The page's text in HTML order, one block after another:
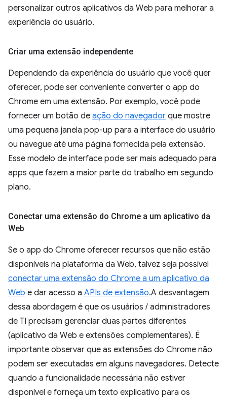
personalizar outros aplicativos da Web para melhorar a
experiência do usuário.
Criar uma extensão independente
Dependendo da experiência do usuário que você quer
oferecer, pode ser conveniente converter o app do
Chrome em uma extensão. Por exemplo, você pode
fornecer um botão de ação do navegador que mostre
uma pequena janela pop-up para a interface do usuário
ou navegue até uma página fornecida pela extensão.
Esse modelo de interface pode ser mais adequado para
apps que fazem a maior parte do trabalho em segundo
plano.
Conectar uma extensão do Chrome a um aplicativo da
Web
Se o app do Chrome oferecer recursos que não estão
disponíveis na plataforma da Web, talvez seja possível
conectar uma extensão do Chrome a um aplicativo da
Web e dar acesso a APIs de extensão.A desvantagem
dessa abordagem é que os usuários / administradores
de TI precisam gerenciar duas partes diferentes
(aplicativo da Web e extensões complementares). É
importante observar que as extensões do Chrome não
podem ser executadas em alguns navegadores. Detecte
quando a funcionalidade necessária não estiver
disponível e forneça um texto explicativo para os